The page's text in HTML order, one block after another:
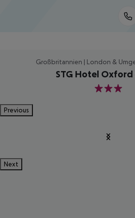
Großbritannien | London &
STG Hotel
3
Previous
Next